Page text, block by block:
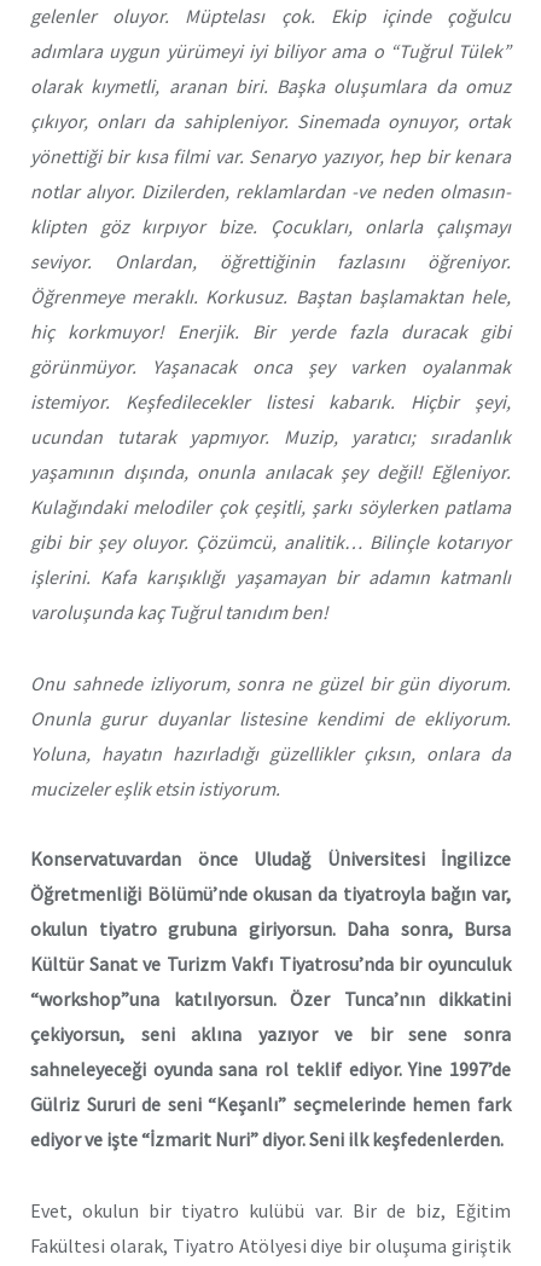
gelenler oluyor. Müptelası çok. Ekip içinde çoğulcu
adımlara uygun yürümeyi iyi biliyor ama o “Tuğrul Tülek”
olarak kıymetli, aranan biri. Başka oluşumlara da omuz
çıkıyor, onları da sahipleniyor. Sinemada oynuyor, ortak
yönettiği bir kısa filmi var. Senaryo yazıyor, hep bir kenara
notlar alıyor. Dizilerden, reklamlardan -ve neden olmasın-
klipten göz kırpıyor bize. Çocukları, onlarla çalışmayı
seviyor. Onlardan, öğrettiğinin fazlasını öğreniyor.
Öğrenmeye meraklı. Korkusuz. Baştan başlamaktan hele,
hiç korkmuyor! Enerjik. Bir yerde fazla duracak gibi
görünmüyor. Yaşanacak onca şey varken oyalanmak
istemiyor. Keşfedilecekler listesi kabarık. Hiçbir şeyi,
ucundan tutarak yapmıyor. Muzip, yaratıcı; sıradanlık
yaşamının dışında, onunla anılacak şey değil! Eğleniyor.
Kulağındaki melodiler çok çeşitli, şarkı söylerken patlama
gibi bir şey oluyor. Çözümcü, analitik… Bilinçle kotarıyor
işlerini. Kafa karışıklığı yaşamayan bir adamın katmanlı
varoluşunda kaç Tuğrul tanıdım ben!
Onu sahnede izliyorum, sonra ne güzel bir gün diyorum.
Onunla gurur duyanlar listesine kendimi de ekliyorum.
Yoluna, hayatın hazırladığı güzellikler çıksın, onlara da
mucizeler eşlik etsin istiyorum.
Konservatuvardan önce Uludağ Üniversitesi İngilizce
Öğretmenliği Bölümü’nde okusan da tiyatroyla bağın var,
okulun tiyatro grubuna giriyorsun. Daha sonra, Bursa
Kültür Sanat ve Turizm Vakfı Tiyatrosu’nda bir oyunculuk
“workshop”una katılıyorsun. Özer Tunca’nın dikkatini
çekiyorsun, seni aklına yazıyor ve bir sene sonra
sahneleyeceği oyunda sana rol teklif ediyor. Yine 1997’de
Gülriz Sururi de seni “Keşanlı” seçmelerinde hemen fark
ediyor ve işte “İzmarit Nuri” diyor. Seni ilk keşfedenlerden.
Evet, okulun bir tiyatro kulübü var. Bir de biz, Eğitim
Fakültesi olarak, Tiyatro Atölyesi diye bir oluşuma giriştik